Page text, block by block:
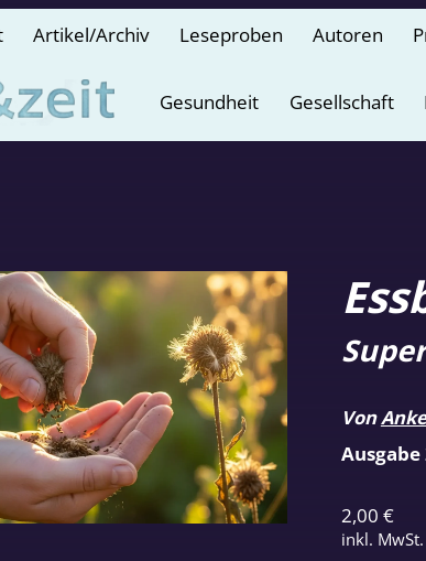
Artikel/Archiv Leseproben Autoren
Gesundheit Gesellschaft
2,00 €
inkl. MwSt.
Von
Ausgabe